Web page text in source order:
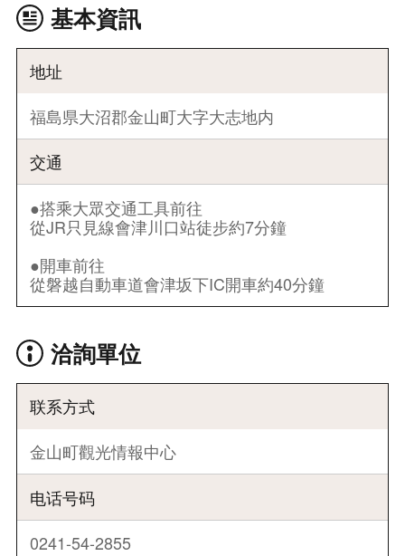
基本資訊
地址
福島県大沼郡金山町大字大志地内
交通
●搭乘大眾交通工具前往
從JR只見線會津川口站徒步約7分鐘
●開車前往
從磐越自動車道會津坂下IC開車約40分鐘
洽詢單位
联系方式
金山町觀光情報中心
电话号码
0241-54-2855